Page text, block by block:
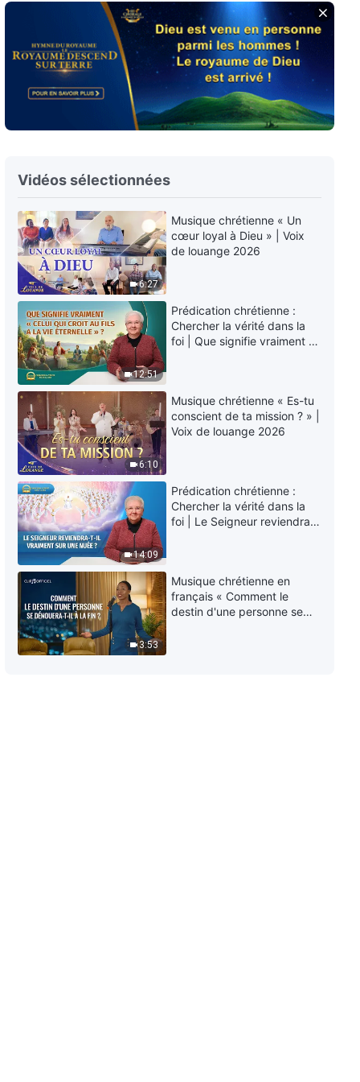
16:05
Paroles de Dieu quotidiennes :
Connaître Dieu | Extrait 17
Paroles de Dieu quotidiennes :
Connaître Dieu | Extrait 18
7:12
Paroles de Dieu quotidiennes :
14:49
Paroles de Dieu quotidiennes :
Connaître Dieu | Extrait 20
5:31
Paroles de Dieu quotidiennes :
Connaître Dieu | Extrait 21
14:29
Paroles de Dieu quotidiennes :
Connaître Dieu | Extrait 22
7:53
Paroles de Dieu quotidiennes :
Connaître Dieu | Extrait 23
Paroles de Dieu quotidiennes :
Connaître Dieu | Extrait 24
Vidéos sélectionnées
6:27
Musique chrétienne « Un
cœur loyal à Dieu » | Voix
de louange 2026
12:51
Prédication chrétienne :
Chercher la vérité dans la
foi | Que signifie vraiment «
6:10
Musique chrétienne « Es-tu
conscient de ta mission ? » |
Voix de louange 2026
14:09
Prédication chrétienne :
Chercher la vérité dans la
foi | Le Seigneur reviendra-
3:53
Musique chrétienne en
français « Comment le
destin d'une personne se